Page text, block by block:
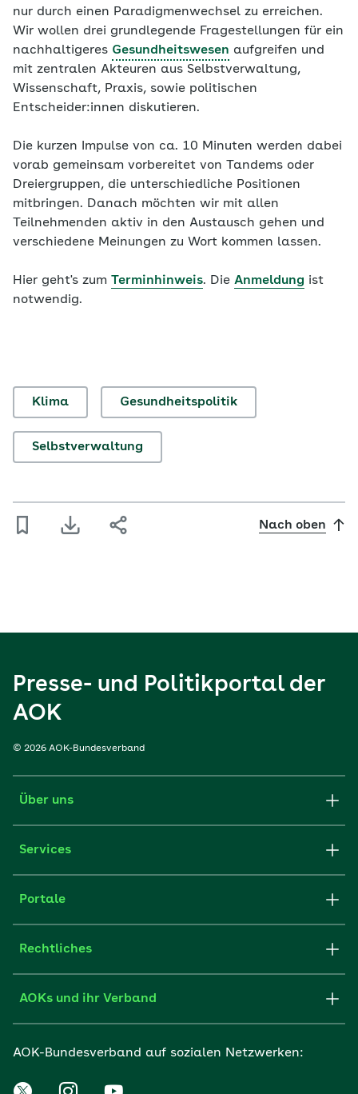
nur durch einen Paradigmenwechsel zu erreichen.
Wir wollen drei grundlegende Fragestellungen für ein
nachhaltigeres Gesundheitswesen aufgreifen und
mit zentralen Akteuren aus Selbstverwaltung,
Wissenschaft, Praxis, sowie politischen
Entscheider:innen diskutieren.
Die kurzen Impulse von ca. 10 Minuten werden dabei
vorab gemeinsam vorbereitet von Tandems oder
Dreiergruppen, die unterschiedliche Positionen
mitbringen. Danach möchten wir mit allen
Teilnehmenden aktiv in den Austausch gehen und
verschiedene Meinungen zu Wort kommen lassen.
Hier geht's zum Terminhinweis. Die Anmeldung ist
notwendig.
Klima Gesundheitspolitik
Selbstverwaltung
Nach oben
Presse- und Politikportal der
AOK
© 2026 AOK-Bundesverband
Über uns
Services
Portale
Rechtliches
AOKs und ihr Verband
AOK-Bundesverband auf sozialen Netzwerken: